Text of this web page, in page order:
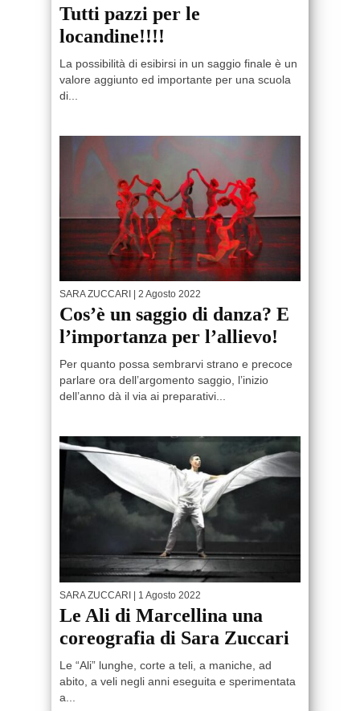
Tutti pazzi per le
locandine!!!!
La possibilità di esibirsi in un saggio finale è un
valore aggiunto ed importante per una scuola
di...
SARA ZUCCARI | 2 Agosto 2022
Cos’è un saggio di danza? E
l’importanza per l’allievo!
Per quanto possa sembrarvi strano e precoce
parlare ora dell’argomento saggio, l’inizio
dell’anno dà il via ai preparativi...
SARA ZUCCARI | 1 Agosto 2022
Le Ali di Marcellina una
coreografia di Sara Zuccari
Le “Ali” lunghe, corte a teli, a maniche, ad
abito, a veli negli anni eseguita e sperimentata
a...